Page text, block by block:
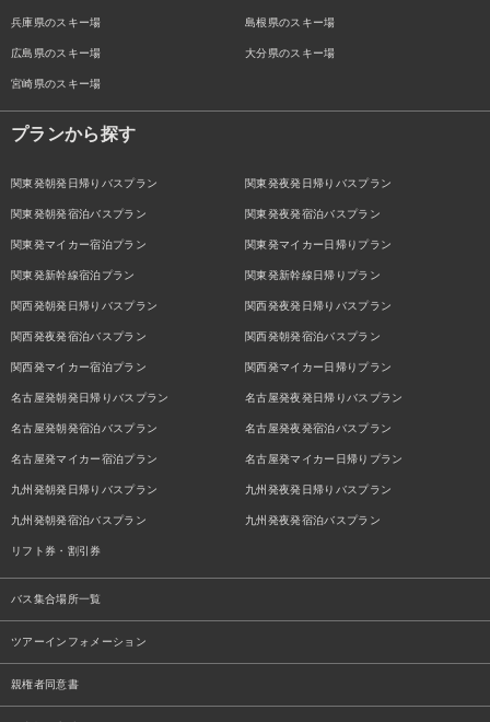
兵庫県のスキー場 島根県のスキー場
広島県のスキー場 大分県のスキー場
宮崎県のスキー場
プランから探す
関東発朝発日帰りバスプラン 関東発夜発日帰りバスプラン
関東発朝発宿泊バスプラン 関東発夜発宿泊バスプラン
関東発マイカー宿泊プラン 関東発マイカー日帰りプラン
関東発新幹線宿泊プラン 関東発新幹線日帰りプラン
関西発朝発日帰りバスプラン 関西発夜発日帰りバスプラン
関西発夜発宿泊バスプラン 関西発朝発宿泊バスプラン
関西発マイカー宿泊プラン 関西発マイカー日帰りプラン
名古屋発朝発日帰りバスプラン 名古屋発夜発日帰りバスプラン
名古屋発朝発宿泊バスプラン 名古屋発夜発宿泊バスプラン
名古屋発マイカー宿泊プラン 名古屋発マイカー日帰りプラン
九州発朝発日帰りバスプラン 九州発夜発日帰りバスプラン
九州発朝発宿泊バスプラン 九州発夜発宿泊バスプラン
リフト券・割引券
バス集合場所一覧
ツアーインフォメーション
親権者同意書